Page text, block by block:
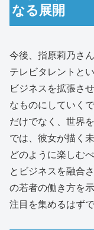
なる展開
今後、指原莉乃さ
テレビタレントと
ビジネスを拡張さ
なものにしていく
だけでなく、世界
では、彼女が描く
どのように楽しむ
とビジネスを融合
の若者の働き方を
注目を集めるはずで